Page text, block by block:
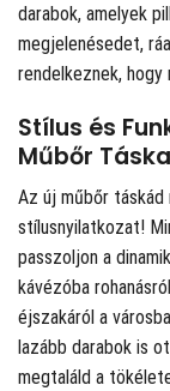
darabok, amelyek
megjelenésedet,
rendelkeznek,
Stílus és
Műbőr Táska
Az új műbőr táskád
stílusnyilatkozat!
passzoljon a
kávézóba
éjszakáról a
lazább darabok is
megtaláld a